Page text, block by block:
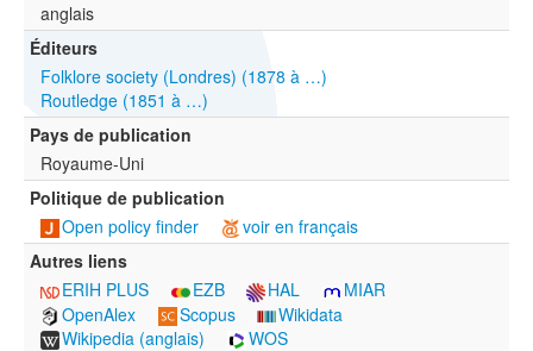
anglais
Éditeurs
Folklore society (Londres) (1878 à …)
Routledge (1851 à …)
Pays de publication
Royaume-Uni
Politique de publication
Open policy finder
voir en français
Autres liens
ERIH PLUS
EZB HAL
MIAR
OpenAlex
Scopus
Wikidata
Wikipedia (anglais)
WOS